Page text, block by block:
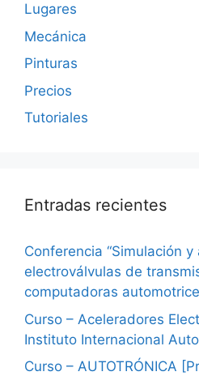
Lugares
Mecánica
Pinturas
Precios
Tutoriales
Entradas recientes
Conferencia “Simulación
electroválvulas de
computadoras
Curso – Aceleradores
Instituto Internacional
Curso – AUTOTRÓNICA